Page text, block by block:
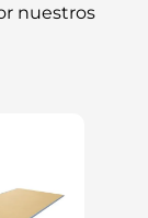
nuestros